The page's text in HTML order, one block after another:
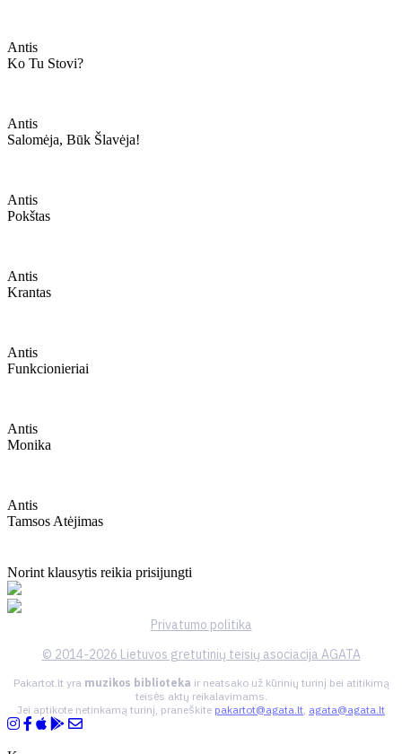
Antis
Ko Tu Stovi?
Antis
Salomėja, Būk Šlavėja!
Antis
Pokštas
Antis
Krantas
Antis
Funkcionieriai
Antis
Monika
Antis
Tamsos Atėjimas
Norint klausytis reikia prisijungti
Privatumo politika
© 2014-2026 Lietuvos gretutinių teisių asociacija AGATA
Pakartot.lt yra muzikos biblioteka ir neatsako už kūrinių turinį bei atitikimą
teisės aktų reikalavimams.
Jei aptikote netinkamą turinį, praneškite pakartot@agata.lt, agata@agata.lt